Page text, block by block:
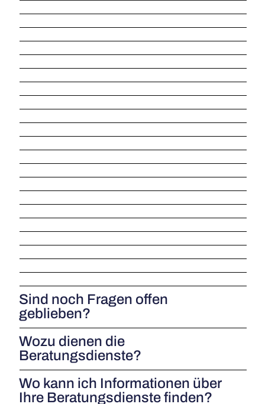
Sind noch Fragen offen
geblieben?
Wozu dienen die
Beratungsdienste?
Wo kann ich Informationen über
Ihre Beratungsdienste finden?